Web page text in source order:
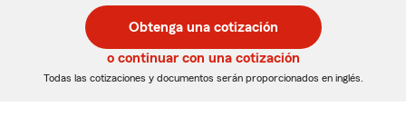
de
5
dígitos
de
5
dígitos
Obtenga una cotización
o continuar con una cotización
Todas las cotizaciones y documentos serán proporcionados en inglés.